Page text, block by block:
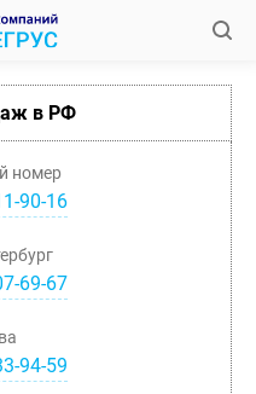
в РФ
номер
90-16
69-67
94-59